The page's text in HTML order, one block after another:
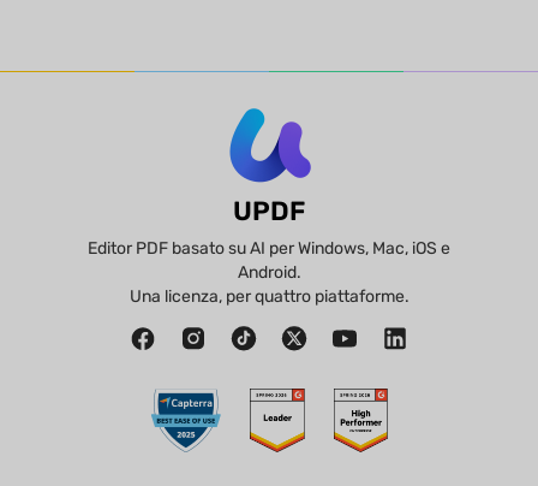
UPDF
Editor PDF basato su AI per Windows, Mac, iOS e
Android.
Una licenza, per quattro piattaforme.